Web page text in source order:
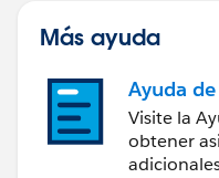
Más ayuda
Ayuda
Visite la
obtener